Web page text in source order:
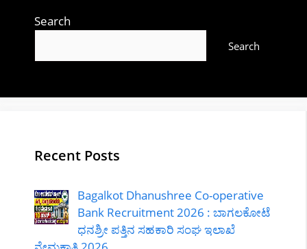
Search
Search
Recent Posts
Bagalkot Dhanushree Co-operative
Bank Recruitment 2026 : ಬಾಗಲಕೋಟೆ
ಧನಶ್ರೀ ಪತ್ತಿನ ಸಹಕಾರಿ ಸಂಘ ಇಲಾಖೆ